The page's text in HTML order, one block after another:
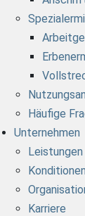
Häufige
Unternehmen
Leistungen
Konditionen
Karriere